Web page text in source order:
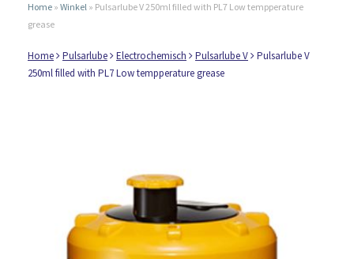
Home » Winkel » Pulsarlube V 250ml filled with PL7 Low tempperature
grease
Home Pulsarlube Electrochemisch Pulsarlube V
Pulsarlube V
250ml filled with PL7 Low tempperature grease